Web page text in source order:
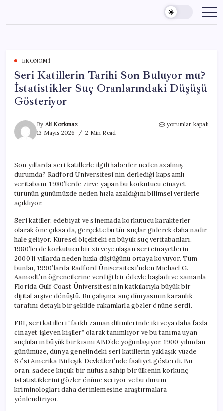
content
EKONOMI
Seri Katillerin Tarihi Son Buluyor mu?
İstatistikler Suç Oranlarındaki Düşüşü
Gösteriyor
By Ali Korkmaz
13 Mayıs 2026
2 Min Read
Seri
mu?
İstatistikler
Suç
Oranlarındaki
için
yorumlar kapalı
Son yıllarda seri katillerle ilgili haberler neden azalmış
durumda? Radford Üniversitesi’nin derlediği kapsamlı
veritabanı, 1980’lerde zirve yapan bu korkutucu cinayet
türünün günümüzde neden hızla azaldığını bilimsel verilerle
açıklıyor.
Seri katiller, edebiyat ve sinemada korkutucu karakterler
olarak öne çıksa da, gerçekte bu tür suçlar giderek daha nadir
hale geliyor. Küresel ölçekteki en büyük suç veritabanları,
1980’lerde korkutucu bir zirveye ulaşan seri cinayetlerin
2000’li yıllarda neden hızla düştüğünü ortaya koyuyor. Tüm
bunlar, 1990’larda Radford Üniversitesi’nden Michael G.
Aamodt’ın öğrencilerine verdiği bir ödevle başladı ve zamanla
Florida Gulf Coast Üniversitesi’nin katkılarıyla büyük bir
dijital arşive dönüştü. Bu çalışma, suç dünyasının karanlık
tarafını detaylı bir şekilde rakamlarla gözler önüne serdi.
FBI, seri katilleri “farklı zaman dilimlerinde iki veya daha fazla
cinayet işleyen kişiler” olarak tanımlıyor ve bu tanıma uyan
suçluların büyük bir kısmı ABD’de yoğunlaşıyor. 1900 yılından
günümüze, dünya genelindeki seri katillerin yaklaşık yüzde
67’si Amerika Birleşik Devletleri’nde faaliyet gösterdi. Bu
oran, sadece küçük bir nüfusa sahip bir ülkenin korkunç
istatistiklerini gözler önüne seriyor ve bu durum
kriminologları daha derinlemesine araştırmalara
yönlendiriyor.